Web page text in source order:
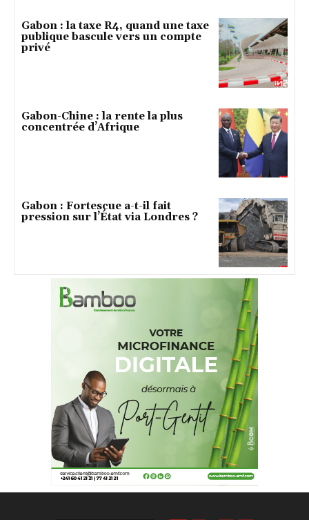
Gabon : la taxe R4, quand une taxe
publique bascule vers un compte
privé
Gabon-Chine : la rente la plus
concentrée d’Afrique
Gabon : Fortescue a-t-il fait
pression sur l’État via Londres ?